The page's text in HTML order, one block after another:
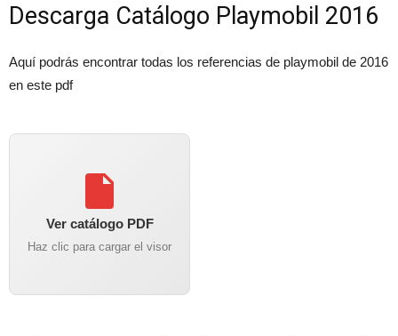
Descarga Catálogo Playmobil 2016
Aquí podrás encontrar todas los referencias de playmobil de 2016
en este pdf
Ver catálogo PDF
Haz clic para cargar el visor